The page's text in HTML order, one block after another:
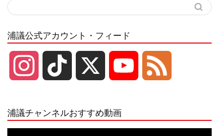
浦議公式アカウント・フィード
浦議チャンネルおすすめ動画